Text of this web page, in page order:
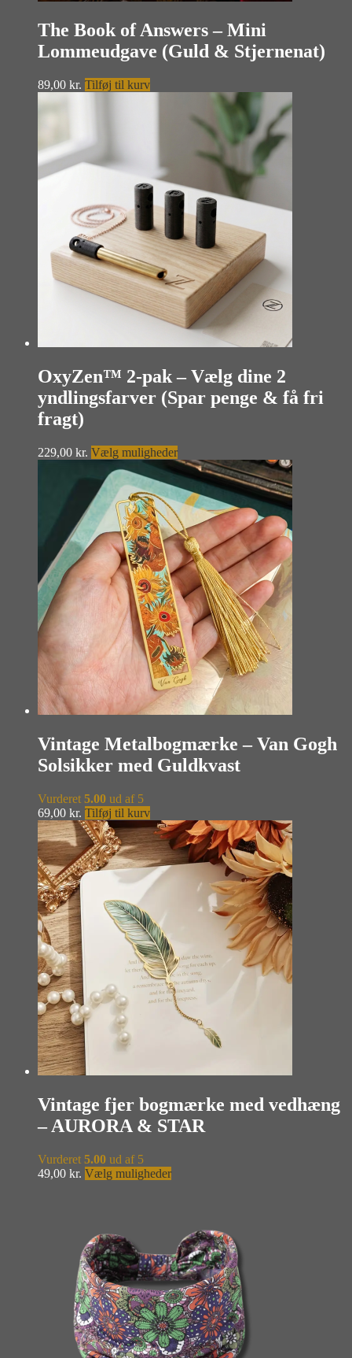
The Book of Answers – Mini
Lommeudgave (Guld & Stjernenat)
89,00 kr. Tilføj til kurv
OxyZen™ 2-pak – Vælg dine 2
yndlingsfarver (Spar penge & få fri
fragt)
229,00 kr. Vælg mulighederDette
vare
har
flere
varianter.
Mulighederne
kan
vælges
på
varesiden
Vintage Metalbogmærke – Van Gogh
Solsikker med Guldkvast
Vurderet 5.00 ud af 5
69,00 kr. Tilføj til kurv
Vintage fjer bogmærke med vedhæng
– AURORA & STAR
Vurderet 5.00 ud af 5
49,00 kr. Vælg mulighederDette
varianter.
Mulighederne
kan
vælges
på
varesiden